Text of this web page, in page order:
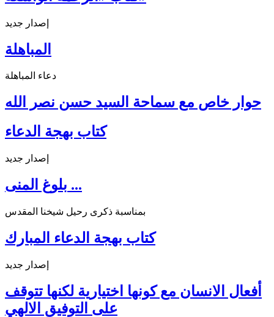
إصدار جديد
المباهلة
دعاء المباهلة
حوار خاص مع سماحة السيد حسن نصر الله
كتاب بهجة الدعاء
إصدار جديد
بلوغ المنى ...
بمناسبة ذكرى رحيل شيخنا المقدس
كتاب بهجة الدعاء المبارك
إصدار جديد
أفعال الانسان مع كونها اختيارية لكنها تتوقف
على التوفيق الالهي